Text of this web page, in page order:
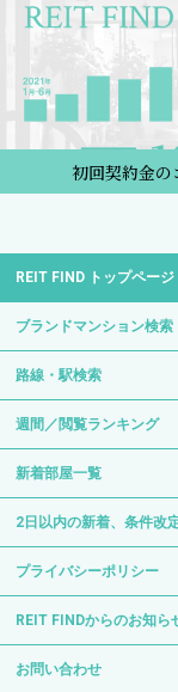
初回契約金の
REIT FIND トップページ
ブランドマンション検索
路線・駅検索
週間／閲覧ランキング
新着部屋一覧
2日以内の新着、条件改
プライバシーポリシー
REIT FINDからのお知ら
お問い合わせ